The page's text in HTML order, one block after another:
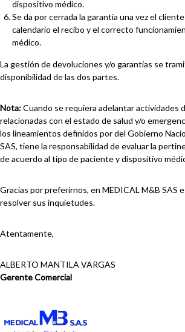
dispositivo médico.
Se da por cerrada la garantía una vez el
calendario el recibo y el correcto
médico.
La gestión de devoluciones y/o garantías se
disponibilidad de las dos partes.
Nota:Cuando se requiera adelantar actividades
relacionadas con el estado de salud y/o
los lineamientos definidos por del Gobierno
SAS, tiene la responsabilidad de evaluar la
de acuerdo al tipo de paciente y dispositivo
Gracias por preferirnos, en MEDICAL M&B SAS
resolver sus inquietudes.
Atentamente,
ALBERTO MANTILA VARGAS
Gerente Comercial